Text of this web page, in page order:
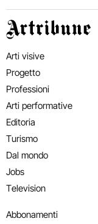
Artribune
Arti visive
Progetto
Professioni
Arti performative
Editoria
Turismo
Dal mondo
Jobs
Television
Abbonamenti